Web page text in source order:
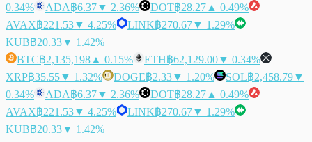
0.34%
ADA฿6.37▼ 2.36% DOT฿28.27 ▲ 0.49%
AVAX฿221.53▼ 4.25% LINK฿270.67▼ 1.29%
KUB฿20.33▼ 1.42%
BTC฿2,135,198 ▲ 0.15% ETH฿62,129.00▼ 0.34%
XRP฿35.55▼ 1.32% DOGE฿2.33▼ 1.20% SOL฿2,458.79▼
0.34%
ADA฿6.37▼ 2.36% DOT฿28.27 ▲ 0.49%
AVAX฿221.53▼ 4.25% LINK฿270.67▼ 1.29%
KUB฿20.33▼ 1.42%